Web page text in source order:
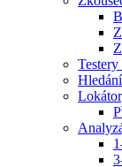
Testery